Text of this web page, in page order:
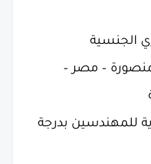
الجنسية
المنصورة – مصر –
للمهندسين بدرجة